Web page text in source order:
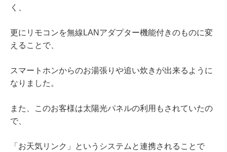
く、
更にリモコンを無線LANアダプター機能付きのものに変
えることで、
スマートホンからのお湯張りや追い炊きが出来るように
なりました。
また、このお客様は太陽光パネルの利用もされていたの
で、
「お天気リンク」というシステムと連携されることで